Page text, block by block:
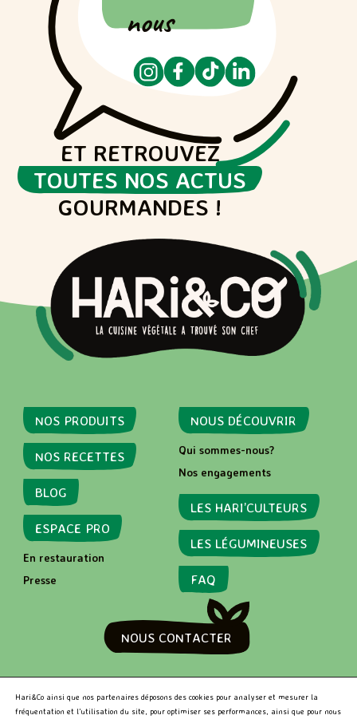
ET RETROUVEZ
TOUTES NOS ACTUS
GOURMANDES !
nous
NOS PRODUITS
NOS RECETTES
BLOG
ESPACE PRO
En restauration
Presse
NOUS DÉCOUVRIR
Qui sommes-nous?
Nos engagements
LES HARI’CULTEURS
LES LÉGUMINEUSES
FAQ
NOUS CONTACTER
RECHERCHER
Hari&Co ainsi que nos partenaires déposons des cookies pour analyser et mesurer la
fréquentation et l’utilisation du site, pour optimiser ses performances, ainsi que pour nous